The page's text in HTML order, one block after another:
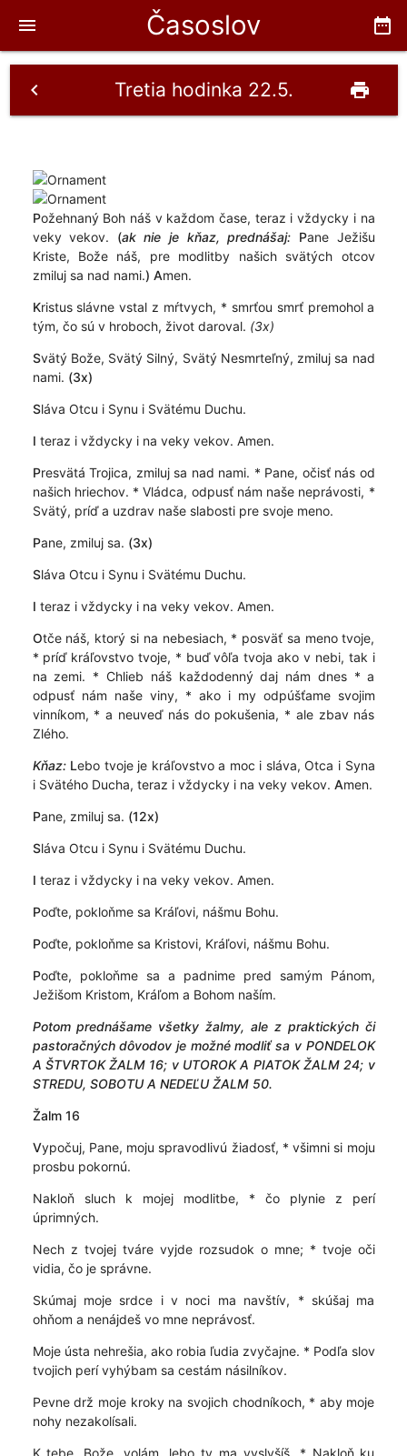
Časoslov date_range
menu
Tretia hodinka 22.5.
chevron_left print
Požehnaný Boh náš v každom čase, teraz i vždycky i na
veky vekov. (ak nie je kňaz, prednášaj: Pane Ježišu
Kriste, Bože náš, pre modlitby našich svätých otcov
zmiluj sa nad nami.) Amen.
Kristus slávne vstal z mŕtvych, * smrťou smrť premohol a
tým, čo sú v hroboch, život daroval. (3x)
Svätý Bože, Svätý Silný, Svätý Nesmrteľný, zmiluj sa nad
nami. (3x)
Sláva Otcu i Synu i Svätému Duchu.
I teraz i vždycky i na veky vekov. Amen.
Presvätá Trojica, zmiluj sa nad nami. * Pane, očisť nás od
našich hriechov. * Vládca, odpusť nám naše neprávosti, *
Svätý, príď a uzdrav naše slabosti pre svoje meno.
Pane, zmiluj sa. (3x)
Sláva Otcu i Synu i Svätému Duchu.
I teraz i vždycky i na veky vekov. Amen.
Otče náš, ktorý si na nebesiach, * posväť sa meno tvoje,
* príď kráľovstvo tvoje, * buď vôľa tvoja ako v nebi, tak i
na zemi. * Chlieb náš každodenný daj nám dnes * a
odpusť nám naše viny, * ako i my odpúšťame svojim
vinníkom, * a neuveď nás do pokušenia, * ale zbav nás
Zlého.
Kňaz:Lebo tvoje je kráľovstvo a moc i sláva, Otca i Syna
i Svätého Ducha, teraz i vždycky i na veky vekov. Amen.
Pane, zmiluj sa. (12x)
Sláva Otcu i Synu i Svätému Duchu.
I teraz i vždycky i na veky vekov. Amen.
Poďte, pokloňme sa Kráľovi, nášmu Bohu.
Poďte, pokloňme sa Kristovi, Kráľovi, nášmu Bohu.
Poďte, pokloňme sa a padnime pred samým Pánom,
Ježišom Kristom, Kráľom a Bohom naším.
Potom prednášame všetky žalmy, ale z praktických či
pastoračných dôvodov je možné modliť sa v PONDELOK
A ŠTVRTOK ŽALM 16; v UTOROK A PIATOK ŽALM 24; v
STREDU, SOBOTU A NEDEĽU ŽALM 50.
Žalm 16
Vypočuj, Pane, moju spravodlivú žiadosť, * všimni si moju
prosbu pokornú.
Nakloň sluch k mojej modlitbe, * čo plynie z perí
úprimných.
Nech z tvojej tváre vyjde rozsudok o mne; * tvoje oči
vidia, čo je správne.
Skúmaj moje srdce i v noci ma navštív, * skúšaj ma
ohňom a nenájdeš vo mne neprávosť.
Moje ústa nehrešia, ako robia ľudia zvyčajne. * Podľa slov
tvojich perí vyhýbam sa cestám násilníkov.
Pevne drž moje kroky na svojich chodníkoch, * aby moje
nohy nezakolísali.
K tebe, Bože, volám, lebo ty ma vyslyšíš. * Nakloň ku